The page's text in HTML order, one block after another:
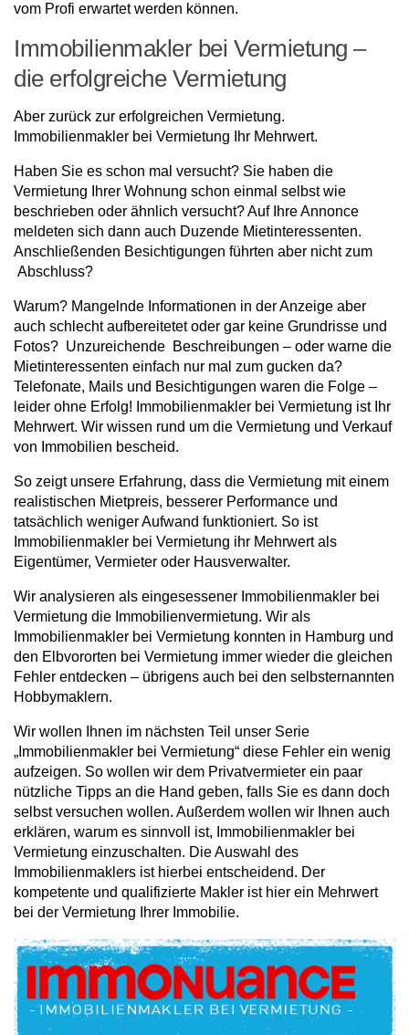
vom Profi erwartet werden können.
Immobilienmakler bei Vermietung –
die erfolgreiche Vermietung
Aber zurück zur erfolgreichen Vermietung.
Immobilienmakler bei Vermietung Ihr Mehrwert.
Haben Sie es schon mal versucht? Sie haben die
Vermietung Ihrer Wohnung schon einmal selbst wie
beschrieben oder ähnlich versucht? Auf Ihre Annonce
meldeten sich dann auch Duzende Mietinteressenten.
Anschließenden Besichtigungen führten aber nicht zum
Abschluss?
Warum? Mangelnde Informationen in der Anzeige aber
auch schlecht aufbereitetet oder gar keine Grundrisse und
Fotos? Unzureichende Beschreibungen – oder warne die
Mietinteressenten einfach nur mal zum gucken da?
Telefonate, Mails und Besichtigungen waren die Folge –
leider ohne Erfolg! Immobilienmakler bei Vermietung ist Ihr
Mehrwert. Wir wissen rund um die Vermietung und Verkauf
von Immobilien bescheid.
So zeigt unsere Erfahrung, dass die Vermietung mit einem
realistischen Mietpreis, besserer Performance und
tatsächlich weniger Aufwand funktioniert. So ist
Immobilienmakler bei Vermietung ihr Mehrwert als
Eigentümer, Vermieter oder Hausverwalter.
Wir analysieren als eingesessener Immobilienmakler bei
Vermietung die Immobilienvermietung. Wir als
Immobilienmakler bei Vermietung konnten in Hamburg und
den Elbvororten bei Vermietung immer wieder die gleichen
Fehler entdecken – übrigens auch bei den selbsternannten
Hobbymaklern.
Wir wollen Ihnen im nächsten Teil unser Serie
„Immobilienmakler bei Vermietung“ diese Fehler ein wenig
aufzeigen. So wollen wir dem Privatvermieter ein paar
nützliche Tipps an die Hand geben, falls Sie es dann doch
selbst versuchen wollen. Außerdem wollen wir Ihnen auch
erklären, warum es sinnvoll ist, Immobilienmakler bei
Vermietung einzuschalten. Die Auswahl des
Immobilienmaklers ist hierbei entscheidend. Der
kompetente und qualifizierte Makler ist hier ein Mehrwert
bei der Vermietung Ihrer Immobilie.